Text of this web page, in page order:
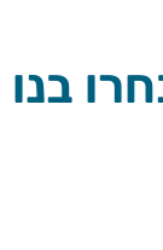
בנו